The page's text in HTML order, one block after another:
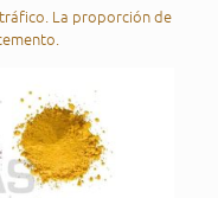
La proporción de